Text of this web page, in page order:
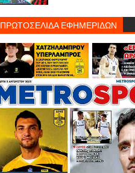
ΠΡΩΤΟΣΕΛΙΔΑ ΕΦΗΜΕΡΙΔΩΝ